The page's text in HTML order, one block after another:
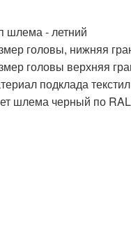
шлема - летний
головы, нижняя
головы верхняя
подклада
шлема черный по